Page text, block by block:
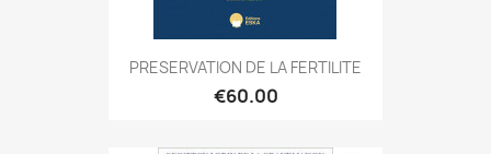
PRESERVATION DE LA FERTILITE
€60.00